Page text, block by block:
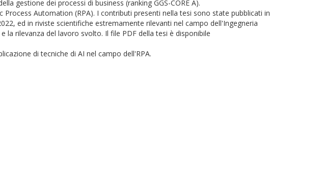
gestione dei processi di business (ranking GGS-CORE A).
Automation (RPA). I contributi presenti nella tesi sono state pubblicati in
ed in riviste scientifiche estremamente rilevanti nel campo dell'Ingegneria
rilevanza del lavoro svolto. Il file PDF della tesi è disponibile
di tecniche di AI nel campo dell'RPA.